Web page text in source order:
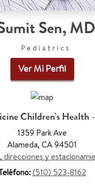
Sen, MD
Pediatrics
Ver Mi Perfil
Children’s Health
1359 Park Ave
Alameda, CA 94501
direcciones y
(510) 523-8162